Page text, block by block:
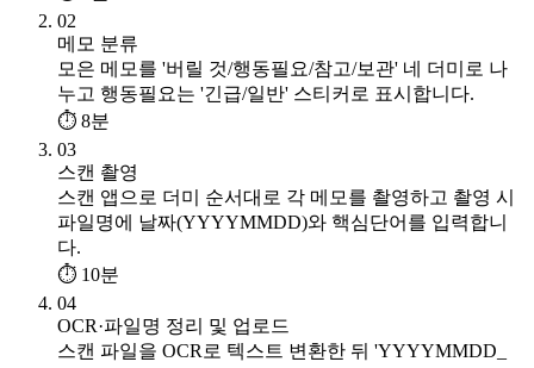
02
메모 분류
모은 메모를 '버릴 것/행동필요/참고/보관' 네 더미로 나
누고 행동필요는 '긴급/일반' 스티커로 표시합니다.
⏱ 8분
03
스캔 촬영
스캔 앱으로 더미 순서대로 각 메모를 촬영하고 촬영 시
파일명에 날짜(YYYYMMDD)와 핵심단어를 입력합니
다.
⏱ 10분
04
OCR·파일명 정리 및 업로드
스캔 파일을 OCR로 텍스트 변환한 뒤 'YYYYMMDD_